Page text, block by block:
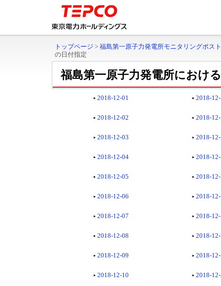
トップページ > 福島第一原子力発電所モニタリングポス
の日付指定
福島第一原子力発電所におけ
2018-12-01 2018-
2018-12-02 2018-
2018-12-03 2018-
2018-12-04 2018-
2018-12-05 2018-
2018-12-06 2018-
2018-12-07 2018-
2018-12-08 2018-
2018-12-09 2018-
2018-12-10 2018-